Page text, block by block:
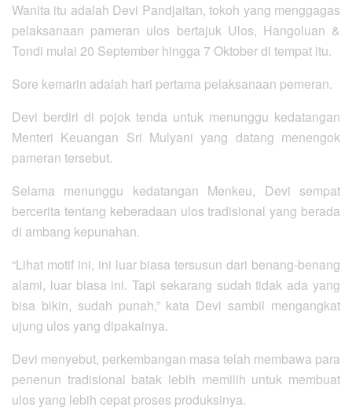
Wanita itu adalah Devi Pandjaitan, tokoh yang menggagas
pelaksanaan pameran ulos bertajuk Ulos, Hangoluan &
Tondi mulai 20 September hingga 7 Oktober di tempat itu.
Sore kemarin adalah hari pertama pelaksanaan pemeran.
Devi berdiri di pojok tenda untuk menunggu kedatangan
Menteri Keuangan Sri Mulyani yang datang menengok
pameran tersebut.
Selama menunggu kedatangan Menkeu, Devi sempat
bercerita tentang keberadaan ulos tradisional yang berada
di ambang kepunahan.
“Lihat motif ini, ini luar biasa tersusun dari benang-benang
alami, luar biasa ini. Tapi sekarang sudah tidak ada yang
bisa bikin, sudah punah,” kata Devi sambil mengangkat
ujung ulos yang dipakainya.
Devi menyebut, perkembangan masa telah membawa para
penenun tradisional batak lebih memilih untuk membuat
ulos yang lebih cepat proses produksinya.